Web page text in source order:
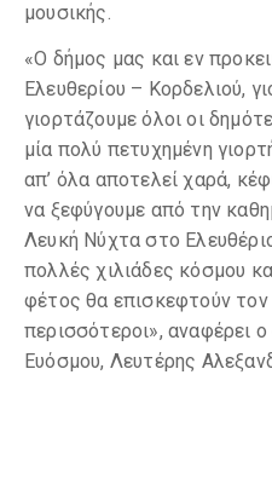
μουσικής.
«Ο δήμος μας και εν
Ελευθερίου – Κορδελιού,
γιορτάζουμε όλοι οι
μία πολύ πετυχημένη
απ’ όλα αποτελεί χαρά,
να ξεφύγουμε από την
Λευκή Νύχτα στο
πολλές χιλιάδες κόσμου
φέτος θα επισκεφτούν
περισσότεροι», αναφέρει
Ευόσμου, Λευτέρης